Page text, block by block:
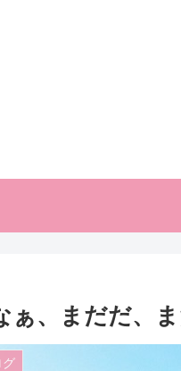
ぁ、まだだ、
グ